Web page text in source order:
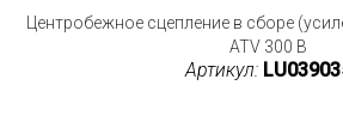
Центробежное сцепление в сборе
ATV 300 B
Артикул: